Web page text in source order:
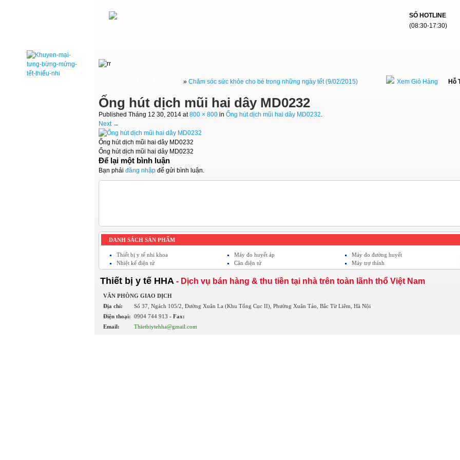
SỐ HOTLINE
(08:30-17:30)
» Chăm sóc sức khỏe cho bé trong những ngày tết (9/02/2015) Xem Giỏ Hàng Hỗ
Ống hút dịch mũi hai dây MD0232
Published Tháng 12 30, 2014 at800 × 800 in Ống hút dịch mũi hai dây MD0232.
Next →
Ống hút dịch mũi hai dây MD0232
Ống hút dịch mũi hai dây MD0232
Để lại một bình luận
Bạn phải đăng nhập để gửi bình luận.
DANH SÁCH SẢN PHẨM
Thiết bị y tế nhi khoa Máy đo huyết áp Máy đo đường huyết
Nhiệt kế điện tử
Cân điện tử Máy trợ thính
Thiết bị y tế HHA - Dịch vụ bán hàng & thu tiền tại nhà trên toàn lãnh thổ Việt Nam
VĂN PHÒNG GIAO DỊCH
Địa chỉ:
Số 37, Ngách 105/2, Đường Xuân La (Khu Tổng Cục II), Phường Xuân Tảo, Bắc Từ Liêm, Hà Nội
Điện thoại: 0904 744 913 - Fax:
Email:
Thietbiytehha@gmail.com